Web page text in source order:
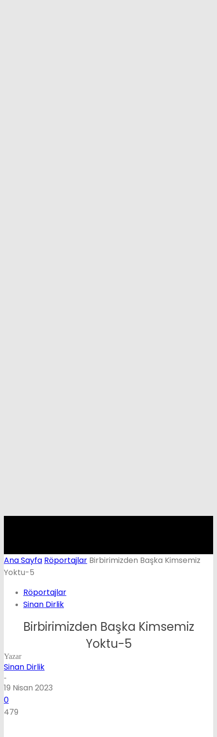
Ana Sayfa Röportajlar Birbirimizden Başka Kimsemiz
Yoktu-5
Röportajlar
Sinan Dirlik
Birbirimizden Başka Kimsemiz
Yoktu-5
Yazar
Sinan Dirlik
-
19 Nisan 2023
0
479